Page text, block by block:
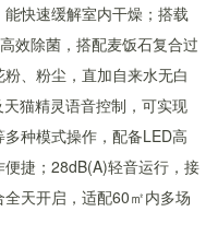
快速缓解室内干燥；搭载
效除菌，搭配麦饭石复合过
、粉尘，直加自来水无白
猫精灵语音控制，可实现
种模式操作，配备LED高
捷；28dB(A)轻音运行，接
天开启，适配60㎡内多场